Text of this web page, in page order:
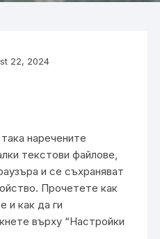
22, 2024
наречените
текстови файлове,
и се съхраняват
Прочетете как
и как да ги
върху “Настройки